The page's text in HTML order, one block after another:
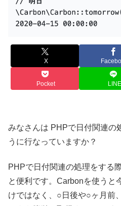
X
Pocket LINE
みなさんは PHPで日付関連の
うに行なっていますか？
PHPで日付関連の処理をする
と便利です。Carbonを使うと
けではなく、○日後や○ヶ月前